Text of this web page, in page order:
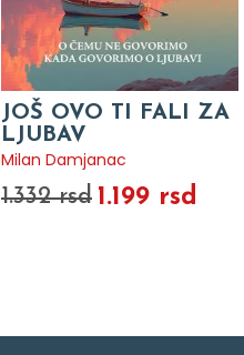
JOŠ OVO TI FALI ZA
LJUBAV
Milan Damjanac
1.332 rsd 1.199 rsd